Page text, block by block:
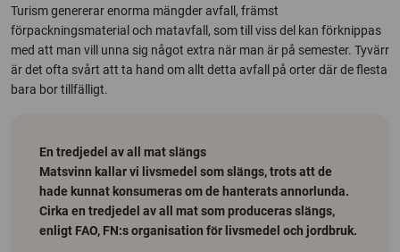
Turism genererar enorma mängder avfall, främst
förpackningsmaterial och matavfall, som till viss del kan förknippas
med att man vill unna sig något extra när man är på semester. Tyvärr
är det ofta svårt att ta hand om allt detta avfall på orter där de flesta
bara bor tillfälligt.
En tredjedel av all mat slängs
Matsvinn kallar vi livsmedel som slängs, trots att de
hade kunnat konsumeras om de hanterats annorlunda.
Cirka en tredjedel av all mat som produceras slängs,
enligt FAO, FN:s organisation för livsmedel och jordbruk.